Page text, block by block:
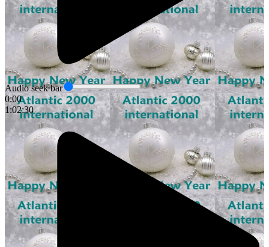
Audio seek bar
0:00
1:02:30